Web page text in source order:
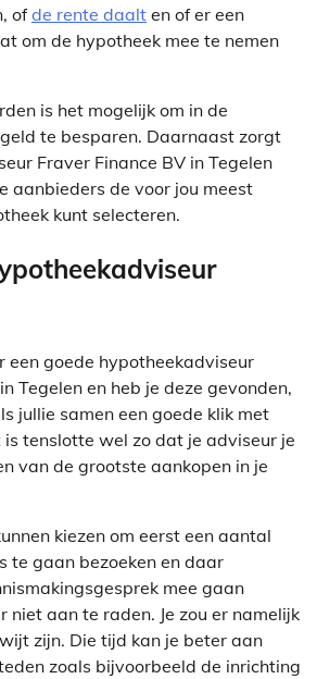
ofde rente daalt en of er een
om de hypotheek mee te nemen
is het mogelijk om in de
te besparen. Daarnaast zorgt
Fraver Finance BV in Tegelen
aanbieders de voor jou meest
kunt selecteren.
een goede hypotheekadviseur
Tegelen en heb je deze gevonden,
jullie samen een goede klik met
tenslotte wel zo dat je adviseur je
van de grootste aankopen in je
kiezen om eerst een aantal
te gaan bezoeken en daar
mee gaan
niet aan te raden. Je zou er namelijk
zijn. Die tijd kan je beter aan
zoals bijvoorbeeld de inrichting